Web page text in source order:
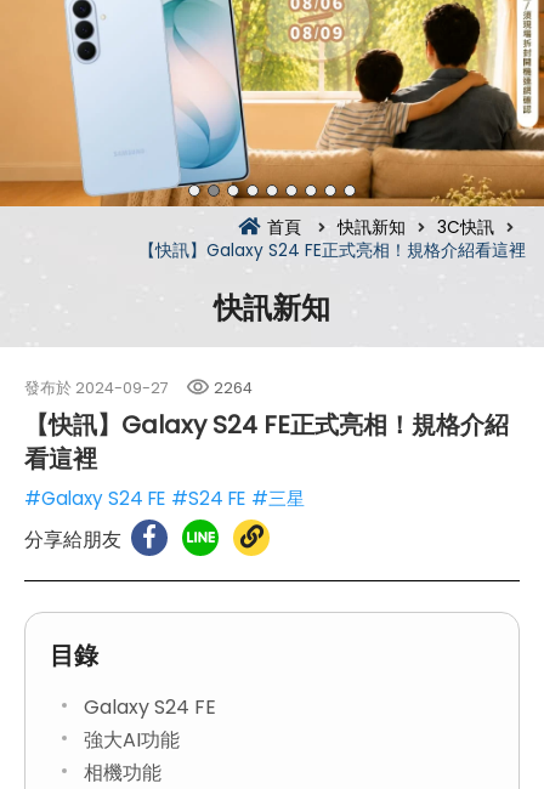
首頁 快訊新知
3C快訊
【快訊】Galaxy S24 FE正式亮相！規格介紹看這裡
快訊新知
發布於 2024-09-27 2264
【快訊】Galaxy S24 FE正式亮相！規格介紹
看這裡
#Galaxy S24 FE #S24 FE #三星
分享給朋友
目錄
Galaxy S24 FE
強大AI功能
相機功能